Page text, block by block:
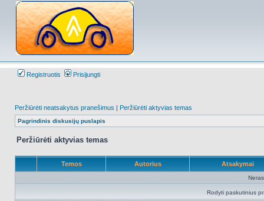
Registruotis Prisijungti
Peržiūrėti neatsakytus pranešimus | Peržiūrėti aktyvias temas
Pagrindinis diskusijų puslapis
Peržiūrėti aktyvias temas
Temos Autorius Atsakymai
Rodyti paskutinius